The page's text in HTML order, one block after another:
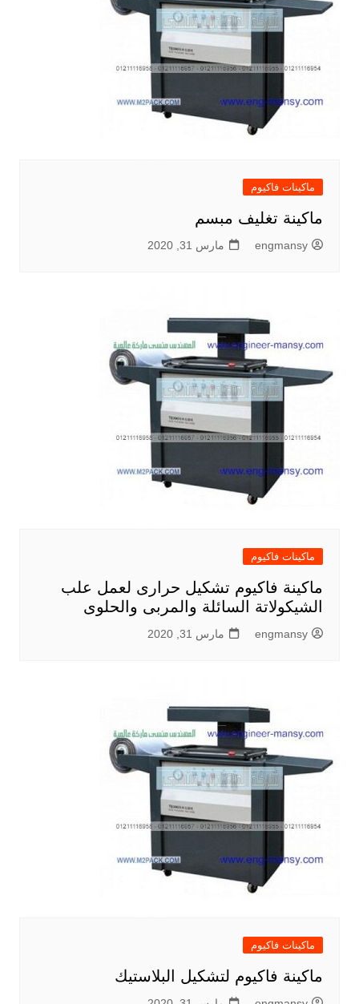
ماكينات فاكيوم
ماكينة تغليف مبسم
engmansy مارس 31, 2020
ماكينات فاكيوم
ماكينة فاكيوم تشكيل حرارى لعمل علب
الشيكولاتة السائلة والمربى والحلوى
engmansy مارس 31, 2020
ماكينات فاكيوم
ماكينة فاكيوم لتشكيل البلاستيك